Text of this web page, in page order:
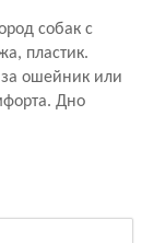
собак с
пластик.
ошейник или
Дно